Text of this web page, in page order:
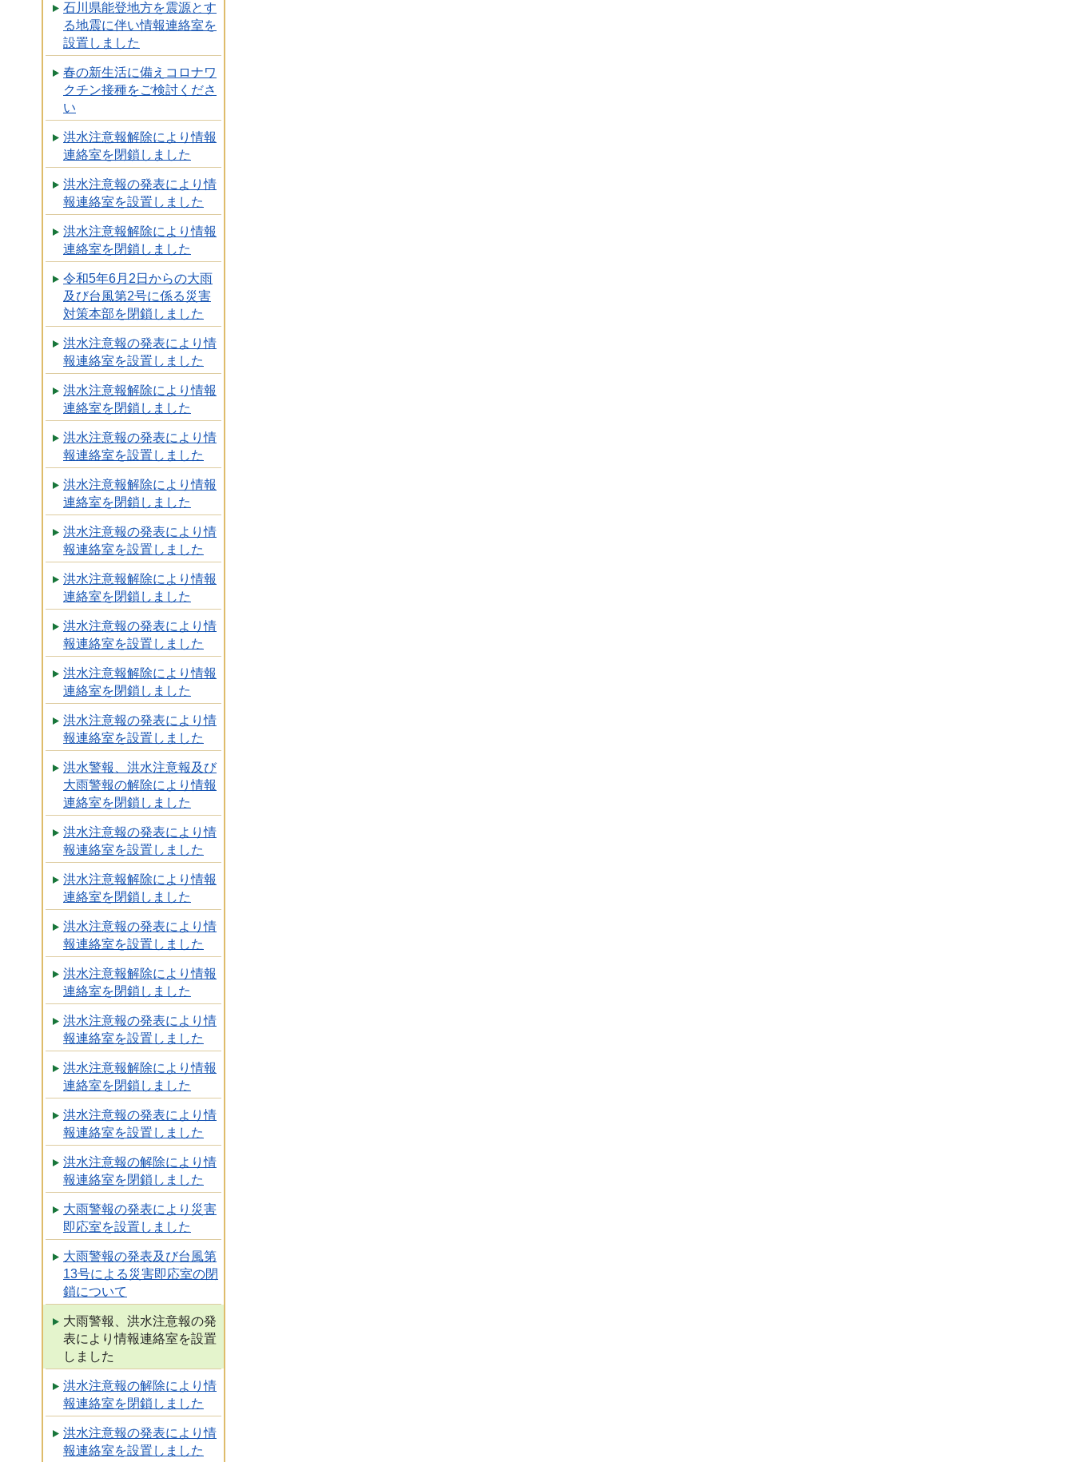
石川県能登地方を震源とす
る地震に伴い情報連絡室を
設置しました
春の新生活に備えコロナワ
クチン接種をご検討くださ
い
洪水注意報解除により情報
連絡室を閉鎖しました
洪水注意報の発表により情
報連絡室を設置しました
洪水注意報解除により情報
連絡室を閉鎖しました
令和5年6月2日からの大雨
及び台風第2号に係る災害
対策本部を閉鎖しました
洪水注意報の発表により情
報連絡室を設置しました
洪水注意報解除により情報
連絡室を閉鎖しました
洪水注意報の発表により情
報連絡室を設置しました
洪水注意報解除により情報
連絡室を閉鎖しました
洪水注意報の発表により情
報連絡室を設置しました
洪水注意報解除により情報
連絡室を閉鎖しました
洪水注意報の発表により情
報連絡室を設置しました
洪水注意報解除により情報
連絡室を閉鎖しました
洪水注意報の発表により情
報連絡室を設置しました
洪水警報、洪水注意報及び
大雨警報の解除により情報
連絡室を閉鎖しました
洪水注意報の発表により情
報連絡室を設置しました
洪水注意報解除により情報
連絡室を閉鎖しました
洪水注意報の発表により情
報連絡室を設置しました
洪水注意報解除により情報
連絡室を閉鎖しました
洪水注意報の発表により情
報連絡室を設置しました
洪水注意報解除により情報
連絡室を閉鎖しました
洪水注意報の発表により情
報連絡室を設置しました
洪水注意報の解除により情
報連絡室を閉鎖しました
大雨警報の発表により災害
即応室を設置しました
大雨警報の発表及び台風第
13号による災害即応室の閉
鎖について
大雨警報、洪水注意報の発
表により情報連絡室を設置
しました
洪水注意報の解除により情
報連絡室を閉鎖しました
洪水注意報の発表により情
報連絡室を設置しました